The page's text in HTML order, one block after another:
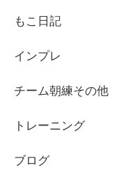
もこ日記
インプレ
チーム朝練その他
トレーニング
ブログ